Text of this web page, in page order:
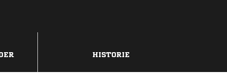
HISTORIE